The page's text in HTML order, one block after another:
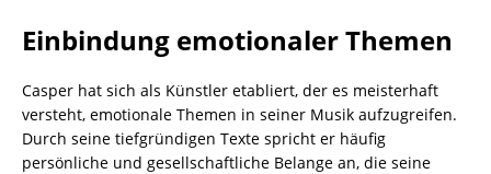
Einbindung emotionaler Themen
Casper hat sich als Künstler etabliert, der es meisterhaft
versteht, emotionale Themen in seiner Musik aufzugreifen.
Durch seine tiefgründigen Texte spricht er häufig
persönliche und gesellschaftliche Belange an, die seine